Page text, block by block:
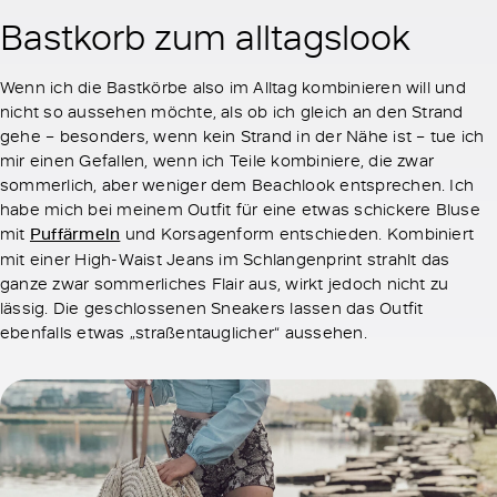
Bastkorb zum alltagslook
Wenn ich die Bastkörbe also im Alltag kombinieren will und
nicht so aussehen möchte, als ob ich gleich an den Strand
gehe – besonders, wenn kein Strand in der Nähe ist – tue ich
mir einen Gefallen, wenn ich Teile kombiniere, die zwar
sommerlich, aber weniger dem Beachlook entsprechen. Ich
habe mich bei meinem Outfit für eine etwas schickere Bluse
mit Puffärmeln und Korsagenform entschieden. Kombiniert
mit einer High-Waist Jeans im Schlangenprint strahlt das
ganze zwar sommerliches Flair aus, wirkt jedoch nicht zu
lässig. Die geschlossenen Sneakers lassen das Outfit
ebenfalls etwas „straßentauglicher“ aussehen.